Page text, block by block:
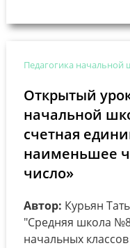
Педагогика начальной
Открытый
начальной
счетная
наименьшее
число»
Автор: Курьян
"Средняя школа №8
начальных классов